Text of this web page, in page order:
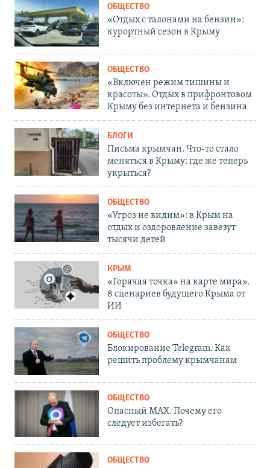
ОБЩЕСТВО
«Отдых с талонами на бензин»:
курортный сезон в Крыму
ОБЩЕСТВО
«Включен режим тишины и
красоты». Отдых в прифронтовом
Крыму без интернета и бензина
БЛОГИ
Письма крымчан. Что-то стало
меняться в Крыму: где же теперь
укрыться?
ОБЩЕСТВО
«Угроз не видим»: в Крым на
отдых и оздоровление завезут
тысячи детей
КРЫМ
«Горячая точка» на карте мира».
8 сценариев будущего Крыма от
ИИ
ОБЩЕСТВО
Блокирование Telegram. Как
решить проблему крымчанам
ОБЩЕСТВО
Опасный MAX. Почему его
следует избегать?
ОБЩЕСТВО